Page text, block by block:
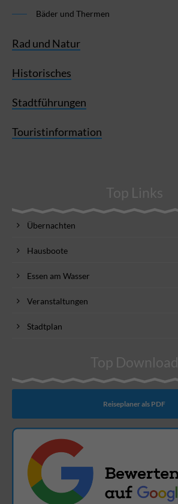
Bäder und Thermen
Rad und Natur
Historisches
Stadtführungen
Touristinformation
Top Links
Übernachten
Hausboote
Essen am Wasser
Veranstaltungen
Stadtplan
Top Download
Reiseplaner als PDF